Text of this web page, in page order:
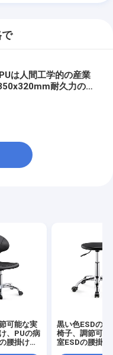
は人間工学的の産業
耐久力のあ
可能な実
、PUの病
腰掛けの
黒い色ESDの実
椅子、調節可能
室ESDの腰掛け